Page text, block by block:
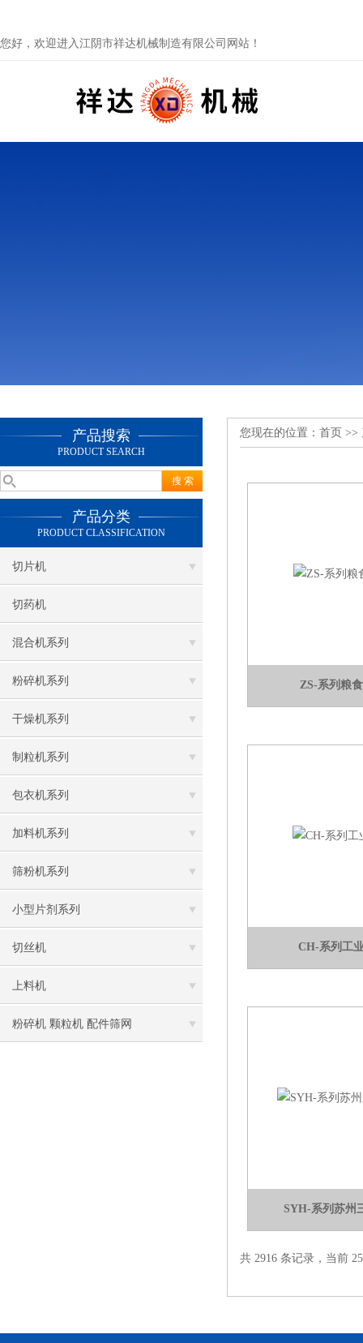
您好，欢迎进入江阴市祥达机械制造有限公司网站！
产品搜索
PRODUCT SEARCH
产品分类
PRODUCT CLASSIFICATION
切片机
切药机
混合机系列
粉碎机系列
干燥机系列
制粒机系列
包衣机系列
加料机系列
筛粉机系列
小型片剂系列
切丝机
上料机
粉碎机 颗粒机 配件筛网
您现在的位置： 首页 >>
ZS-系列粮
CH-系列工
SYH-系列苏州
共 2916 条记录，当前